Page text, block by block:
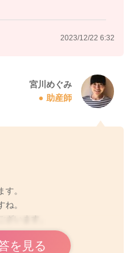
2023/12/22 6:32
宮川めぐみ
助産師
。
。
います。
いました。
を見る